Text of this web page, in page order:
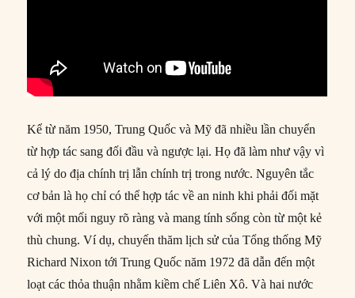
Kể từ năm 1950, Trung Quốc và Mỹ đã nhiều lần chuyển
từ hợp tác sang đối đầu và ngược lại. Họ đã làm như vậy vì
cả lý do địa chính trị lẫn chính trị trong nước. Nguyên tắc
cơ bản là họ chỉ có thể hợp tác về an ninh khi phải đối mặt
với một mối nguy rõ ràng và mang tính sống còn từ một kẻ
thù chung. Ví dụ, chuyến thăm lịch sử của Tổng thống Mỹ
Richard Nixon tới Trung Quốc năm 1972 đã dẫn đến một
loạt các thỏa thuận nhằm kiềm chế Liên Xô. Và hai nước